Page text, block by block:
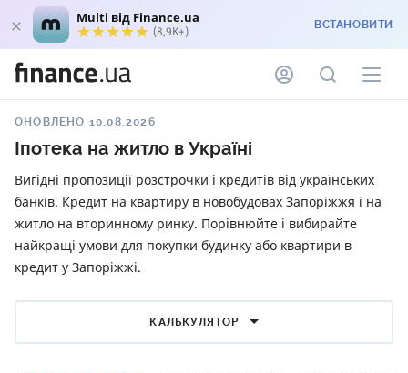
Multi від Finance.ua
(8,9K+) ВСТАНОВИТИ
ОНОВЛЕНО 10.08.2026
Іпотека на житло в Україні
Вигідні пропозиції розстрочки і кредитів від українських
банків. Кредит на квартиру в новобудовах Запоріжжя і на
житло на вторинному ринку. Порівнюйте і вибирайте
найкращі умови для покупки будинку або квартири в
кредит у Запоріжжі.
КАЛЬКУЛЯТОР